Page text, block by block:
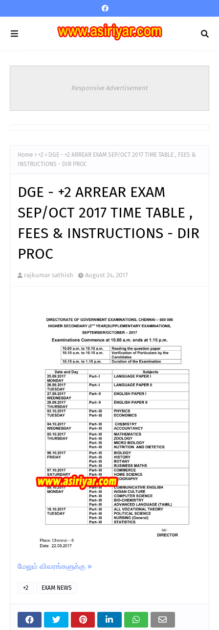
Responsive Advertisement
Home +2
DGE - +2 ARREAR EXAM SEP/OCT 2017 TIME TABLE , FEES &
INSTRUCTIONS - DIR PROC
DGE - +2 ARREAR EXAM
SEP/OCT 2017 TIME TABLE ,
FEES & INSTRUCTIONS - DIR
PROC
rajkumar sathish August 24, 2017
மேலும் விவரங்களுக்கு »
+2 EXAM NEWS